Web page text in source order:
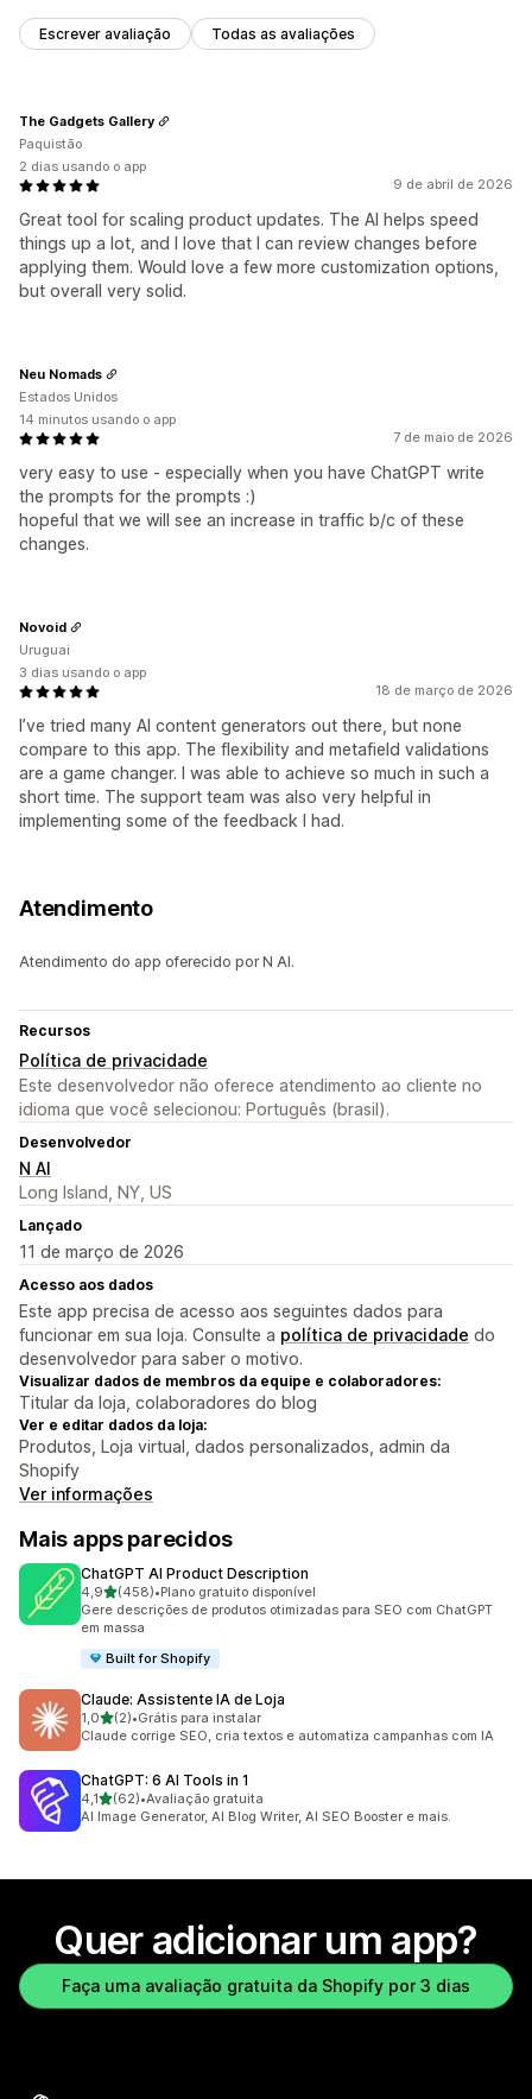
Escrever avaliação Todas as avaliações
9 de abril de 2026
Great tool for scaling product updates. The AI helps speed
things up a lot, and I love that I can review changes before
applying them. Would love a few more customization options,
but overall very solid.
The Gadgets Gallery
Paquistão
2 dias usando o app
7 de maio de 2026
very easy to use - especially when you have ChatGPT write
the prompts for the prompts :)
hopeful that we will see an increase in traffic b/c of these
changes.
Neu Nomads
Estados Unidos
14 minutos usando o app
18 de março de 2026
I’ve tried many AI content generators out there, but none
compare to this app. The flexibility and metafield validations
are a game changer. I was able to achieve so much in such a
short time. The support team was also very helpful in
implementing some of the feedback I had.
Novoid
Uruguai
3 dias usando o app
Atendimento
Atendimento do app oferecido por N AI.
Recursos
Política de privacidade
Este desenvolvedor não oferece atendimento ao cliente no
idioma que você selecionou: Português (brasil).
Desenvolvedor
N AI
Long Island, NY, US
Lançado
11 de março de 2026
Acesso aos dados
Este app precisa de acesso aos seguintes dados para
funcionar em sua loja. Consulte a política de privacidade do
desenvolvedor para saber o motivo.
Visualizar dados de membros da equipe e colaboradores:
Titular da loja, colaboradores do blog
Ver e editar dados da loja:
Produtos, Loja virtual, dados personalizados, admin da
Shopify
Ver informações
Mais apps parecidos
ChatGPT AI Product Description
4,9de 5 estrelas
(458)
458 avaliações ao todo
•Plano gratuito disponível
Gere descrições de produtos otimizadas para SEO com ChatGPT
em massa
Built for Shopify
Claude: Assistente IA de Loja
1,0de 5 estrelas
(2)
2 avaliações ao todo
•Grátis para instalar
Claude corrige SEO, cria textos e automatiza campanhas com IA
ChatGPT: 6 AI Tools in 1
4,1de 5 estrelas
(62)
62 avaliações ao todo
•Avaliação gratuita
AI Image Generator, AI Blog Writer, AI SEO Booster e mais.
Quer adicionar um app?
Faça uma avaliação gratuita da Shopify por 3 dias